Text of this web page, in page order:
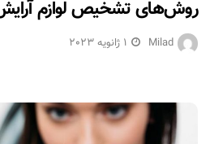
روش‌های تشخیص لوازم
Milad 1 ژانویه 2023